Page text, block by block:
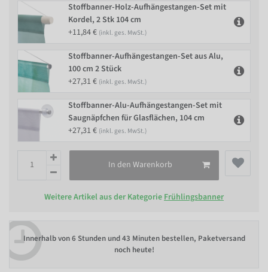
Stoffbanner-Holz-Aufhängestangen-Set mit
Kordel, 2 Stk 104 cm
+11,84 € (inkl. ges. MwSt.)
Stoffbanner-Aufhängestangen-Set aus Alu,
100 cm 2 Stück
+27,31 € (inkl. ges. MwSt.)
Stoffbanner-Alu-Aufhängestangen-Set mit
Saugnäpfchen für Glasflächen, 104 cm
+27,31 € (inkl. ges. MwSt.)
In den Warenkorb
Weitere Artikel aus der Kategorie Frühlingsbanner
Innerhalb von6 Stunden und 43 Minuten bestellen, Paketversand
noch heute!